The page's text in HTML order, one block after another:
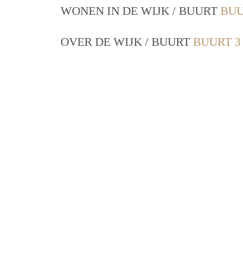
WONEN IN DE WIJK / BUURT
OVER DE WIJK / BUURT BUURT